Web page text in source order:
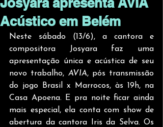
Acústico em Belém
Neste sábado (13/6), a cantora e
compositora Josyara faz uma
apresentação única e acústica de seu
novo trabalho, AVIA, pós transmissão
do jogo Brasil x Marrocos, às 19h, na
Casa Apoena. E pra noite ficar ainda
mais especial, ela conta com show de
abertura da cantora Iris da Selva. Os